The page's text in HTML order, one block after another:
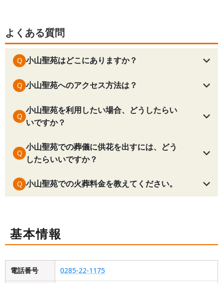
よくある質問
Q 小山聖苑はどこにありますか？
Q 小山聖苑へのアクセス方法は？
Q
小山聖苑を利用したい場合、どうしたらい
いですか？
Q
小山聖苑での葬儀に供花を出すには、どう
したらいいですか？
Q 小山聖苑での火葬料金を教えてください。
基本情報
電話番号 0285-22-1175